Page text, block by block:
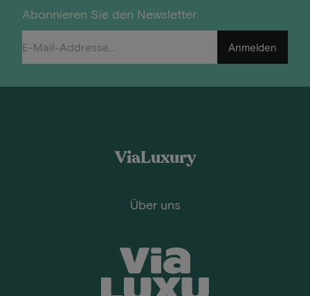
Abonnieren Sie den Newsletter
Anmelden
ViaLuxury
Über uns